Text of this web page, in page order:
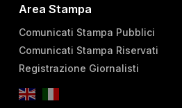
Area Stampa
Comunicati Stampa Pubblici
Comunicati Stampa Riservati
Registrazione Giornalisti